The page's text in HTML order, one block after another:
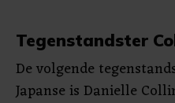
Tegenstandster
De volgende
Japanse is Danielle